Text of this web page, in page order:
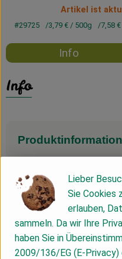
Blog
Artikel ist
#29725 3,79 €/ 500g 7,58
Info
Info
Zutaten
Nährwert-Info
Lieber
Sie Cookies
erlauben,
sammeln. Da wir Ihre
haben Sie in
2009/136/EG (E-